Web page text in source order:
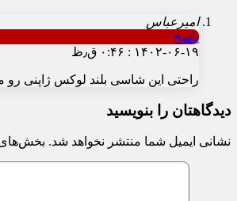
امیرعباس
پاسخ
۱۴۰۲-۰۶-۱۹ : ۰:۴۶ ق٫ظ
راحتی این شاسی بلند لوکس ژاپنی
دیدگاهتان را بنویسید
نشانی ایمیل شما منتشر نخواهد شد. بخش‌های